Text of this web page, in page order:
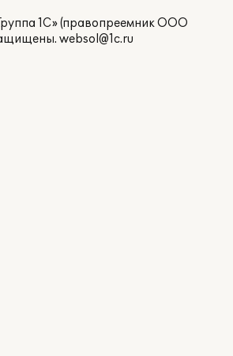
1С» (правопреемник ООО
websol@1c.ru